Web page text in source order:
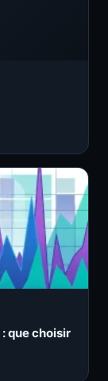
que choisir